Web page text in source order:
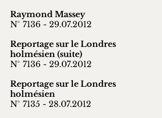
Raymond Massey
N° 7136 - 29.07.2012
Reportage sur le Londres
holmésien (suite)
N° 7136 - 29.07.2012
Reportage sur le Londres
holmésien
N° 7135 - 28.07.2012